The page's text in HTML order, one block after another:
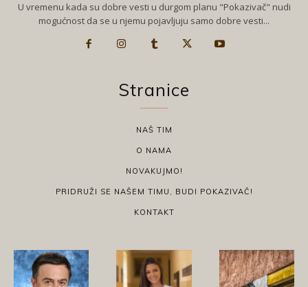
U vremenu kada su dobre vesti u durgom planu "Pokazivač" nudi
mogućnost da se u njemu pojavljuju samo dobre vesti...
Stranice
NAŠ TIM
O NAMA
NOVAKUJMO!
PRIDRUŽI SE NAŠEM TIMU, BUDI POKAZIVAČ!
KONTAKT